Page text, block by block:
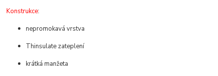
Konstrukce:
nepromokavá vrstva
Thinsulate zateplení
krátká manžeta